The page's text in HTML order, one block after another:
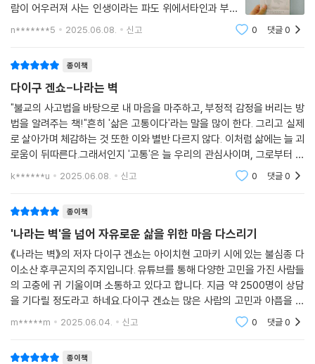
람이 어우러져 사는 인생이라는 파도 위에서타인과 부딪
치게 되는 여러 상황들,그 속에서 방황하고 흔들리게 하는
n*******5 2025.06.08. 신고 0 댓글0
종이책
다이구 겐쇼-나라는 벽
"불교의 사고법을 바탕으로 내 마음을 마주하고, 부정적 감정을 버리는 방
법을 알려주는 책!"흔히 '삶은 고통이다'라는 말을 많이 한다. 그리고 실제
로 살아가며 체감하는 것 또한 이와 별반 다르지 않다. 이처럼 삶에는 늘 괴
로움이 뒤따른다.그래서인지 '고통'은 늘 우리의 관심사이며, 그로부터 벗
어나기 위한 방법들은 늘 우리의 시선을 끈다. 어떻게든 살아가기 위해, 우
k******u 2025.06.08. 신고 0 댓글0
종이책
'나라는 벽'을 넘어 자유로운 삶을 위한 마음 다스리기
《나라는 벽》의 저자 다이구 겐쇼는 아이치현 고마키 시에 있는 불심종 다
이소산 후쿠곤지의 주지입니다. 유튜브를 통해 다양한 고민을 가진 사람들
의 고충에 귀 기울이며 소통하고 있다고 합니다. 지금 약 2500명이 상담
을 기다릴 정도라고 하네요.다이구 겐쇼는 많은 사람의 고민과 아픔을 접
하면서 한 가지 사실을 깨달았다고 합니다. 마음에 움트는 모든 괴로움은
m*****m 2025.06.04. 신고 0 댓글0
종이책